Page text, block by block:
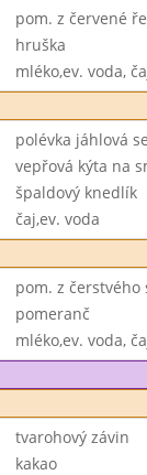
pom. z červené
hruška
mléko,ev. voda,
polévka jáhlová
vepřová kýta na
špaldový knedlík
čaj,ev. voda
pom. z čerstvého
pomeranč
mléko,ev. voda,
tvarohový závin
kakao